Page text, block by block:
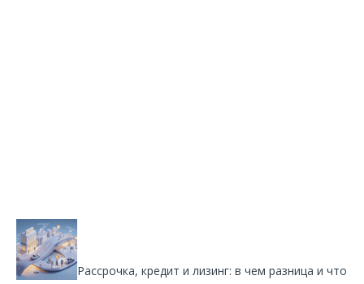
Рассрочка, кредит и лизинг: в чем разница и что